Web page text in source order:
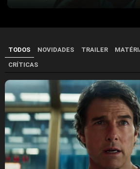
TODOS NOVIDADES TRAILER
CRÍTICAS